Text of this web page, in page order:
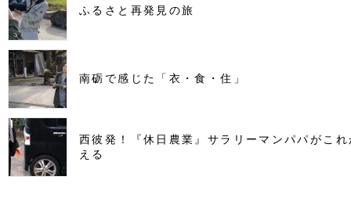
ふるさと再発見の旅
南砺で感じた「衣・食・住」
西彼発！『休日農業』サラリーマンパパがこ
える